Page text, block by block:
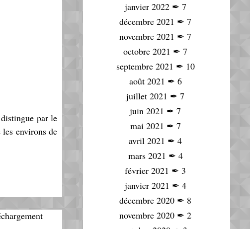
par le
environs de
janvier 2022✒ 7
décembre 2021 ✒ 7
novembre 2021 ✒ 7
octobre 2021 ✒ 7
septembre 2021 ✒ 10
août 2021 ✒ 6
juillet 2021 ✒ 7
juin 2021 ✒ 7
mai 2021 ✒ 7
avril 2021 ✒ 4
mars 2021 ✒ 4
février 2021 ✒ 3
janvier 2021 ✒ 4
décembre 2020 ✒ 8
novembre 2020 ✒ 2